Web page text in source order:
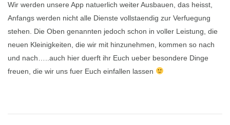
Wir werden unsere App natuerlich weiter Ausbauen, das heisst,
Anfangs werden nicht alle Dienste vollstaendig zur Verfuegung
stehen. Die Oben genannten jedoch schon in voller Leistung, die
neuen Kleinigkeiten, die wir mit hinzunehmen, kommen so nach
und nach…..auch hier duerft ihr Euch ueber besondere Dinge
freuen, die wir uns fuer Euch einfallen lassen